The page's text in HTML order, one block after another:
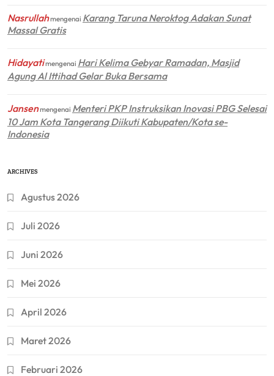
Nasrullahmengenai Karang Taruna Neroktog Adakan Sunat
Massal Gratis
Hidayatimengenai Hari Kelima Gebyar Ramadan, Masjid
Agung Al Ittihad Gelar Buka Bersama
Jansenmengenai Menteri PKP Instruksikan Inovasi PBG Selesai
10 Jam Kota Tangerang Diikuti Kabupaten/Kota se-
Indonesia
ARCHIVES
Agustus 2026
Juli 2026
Juni 2026
Mei 2026
April 2026
Maret 2026
Februari 2026